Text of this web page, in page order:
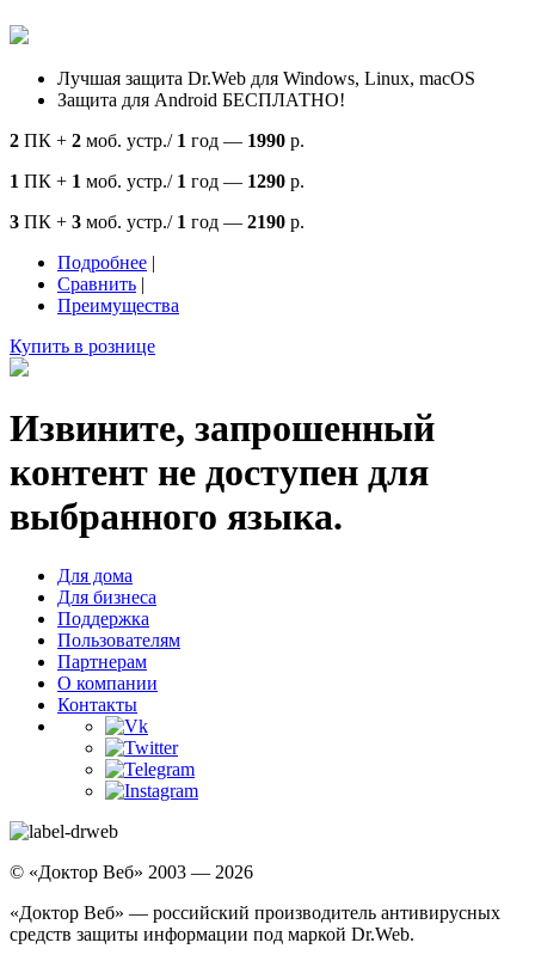
Лучшая защита Dr.Web для Windows, Linux, macOS
Защита для Android БЕСПЛАТНО!
2 ПК + 2 моб. устр./ 1 год — 1990 р.
1 ПК + 1 моб. устр./ 1 год — 1290 р.
3 ПК + 3 моб. устр./ 1 год — 2190 р.
Подробнее |
Сравнить |
Преимущества
Купить в рознице
Извините, запрошенный
контент не доступен для
выбранного языка.
Для дома
Для бизнеса
Поддержка
Пользователям
Партнерам
О компании
Контакты
© «Доктор Веб» 2003 — 2026
«Доктор Веб» — российский производитель антивирусных
средств защиты информации под маркой Dr.Web.